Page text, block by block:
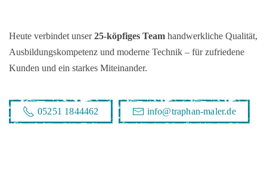
Heute verbindet unser25-köpfiges Team handwerkliche Qualität,
Ausbildungskompetenz und moderne Technik – für zufriedene
Kunden und ein starkes Miteinander.
05251 1844462 info@traphan-maler.de